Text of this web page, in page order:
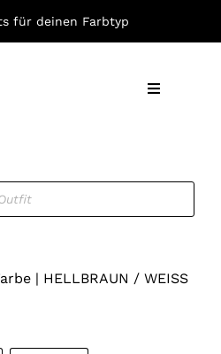
für deinen Farbtyp
Toggle
| HELLBRAUN / WEISS